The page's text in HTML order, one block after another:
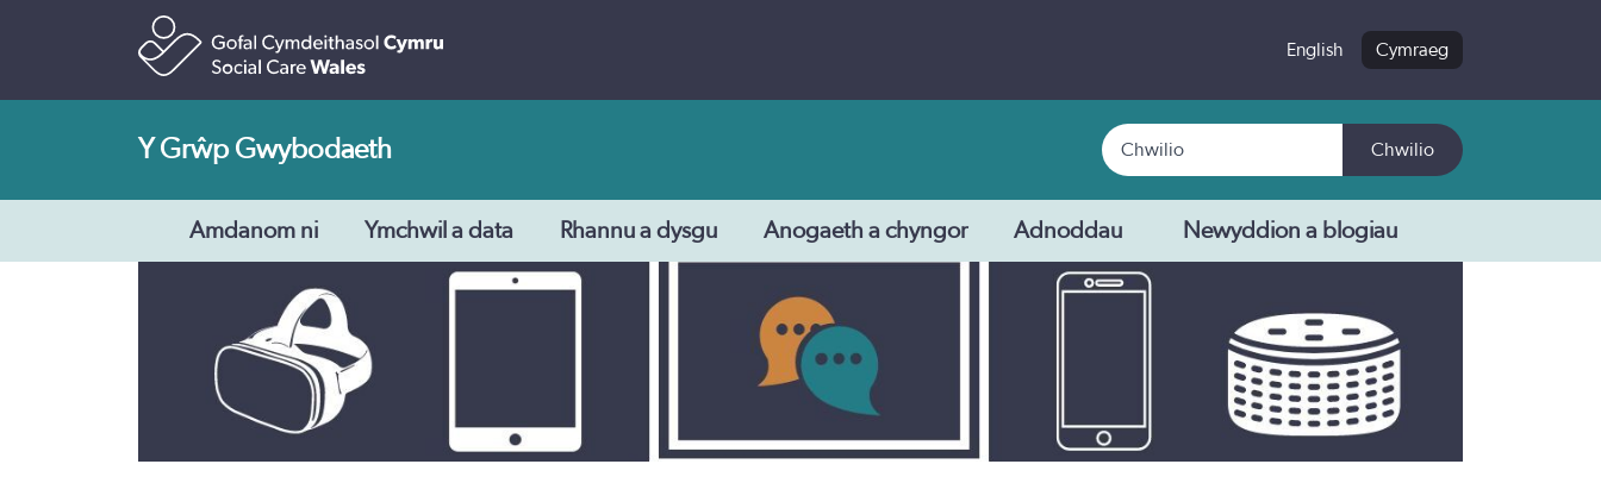
English Cymraeg
Y Grŵp Gwybodaeth Chwilio
Chwilio
Amdanom ni Ymchwil a data Rhannu a dysgu Anogaeth a chyngor Adnoddau Newyddion a blogiau